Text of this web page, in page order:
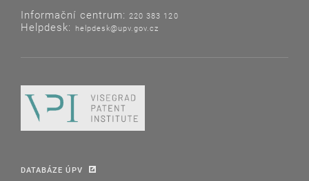
Informační centrum: 220 383 120
Helpdesk: helpdesk@upv.gov.cz
DATABÁZE ÚPV